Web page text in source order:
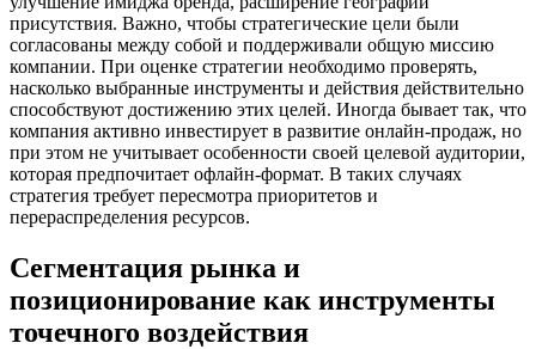
присутствия. Важно, чтобы стратегические цели были
согласованы между собой и поддерживали общую миссию
компании. При оценке стратегии необходимо проверять,
насколько выбранные инструменты и действия действительно
способствуют достижению этих целей. Иногда бывает так, что
компания активно инвестирует в развитие онлайн-продаж, но
при этом не учитывает особенности своей целевой аудитории,
которая предпочитает офлайн-формат. В таких случаях
стратегия требует пересмотра приоритетов и
перераспределения ресурсов.
Сегментация рынка и
позиционирование как инструменты
точечного воздействия